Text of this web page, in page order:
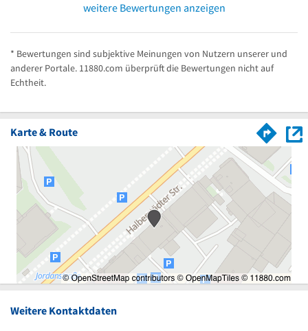
weitere Bewertungen anzeigen
* Bewertungen sind subjektive Meinungen von Nutzern unserer und
anderer Portale. 11880.com überprüft die Bewertungen nicht auf
Echtheit.
Karte & Route
Weitere Kontaktdaten